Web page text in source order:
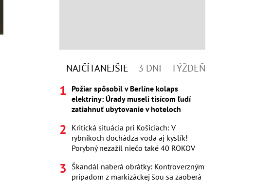
NAJČÍTANEJŠIE 3 DNI TÝŽDEŇ
Požiar spôsobil v Berlíne kolaps
elektriny: Úrady museli tisícom ľudí
zatiahnuť ubytovanie v hoteloch
Kritická situácia pri Košiciach: V
rybníkoch dochádza voda aj kyslík!
Porybný nezažil niečo také 40 ROKOV
Škandál naberá obrátky: Kontroverzným
prípadom z markizáckej šou sa zaoberá